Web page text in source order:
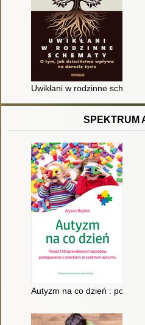
Uwikłani w rodzinne
SPEKTRUM
Autyzm na co dzień : ponad